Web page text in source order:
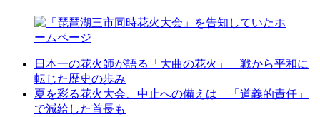
日本一の花火師が語る「大曲の花火」 戦から平和に
転じた歴史の歩み
夏を彩る花火大会、中止への備えは 「道義的責任」
で減給した首長も